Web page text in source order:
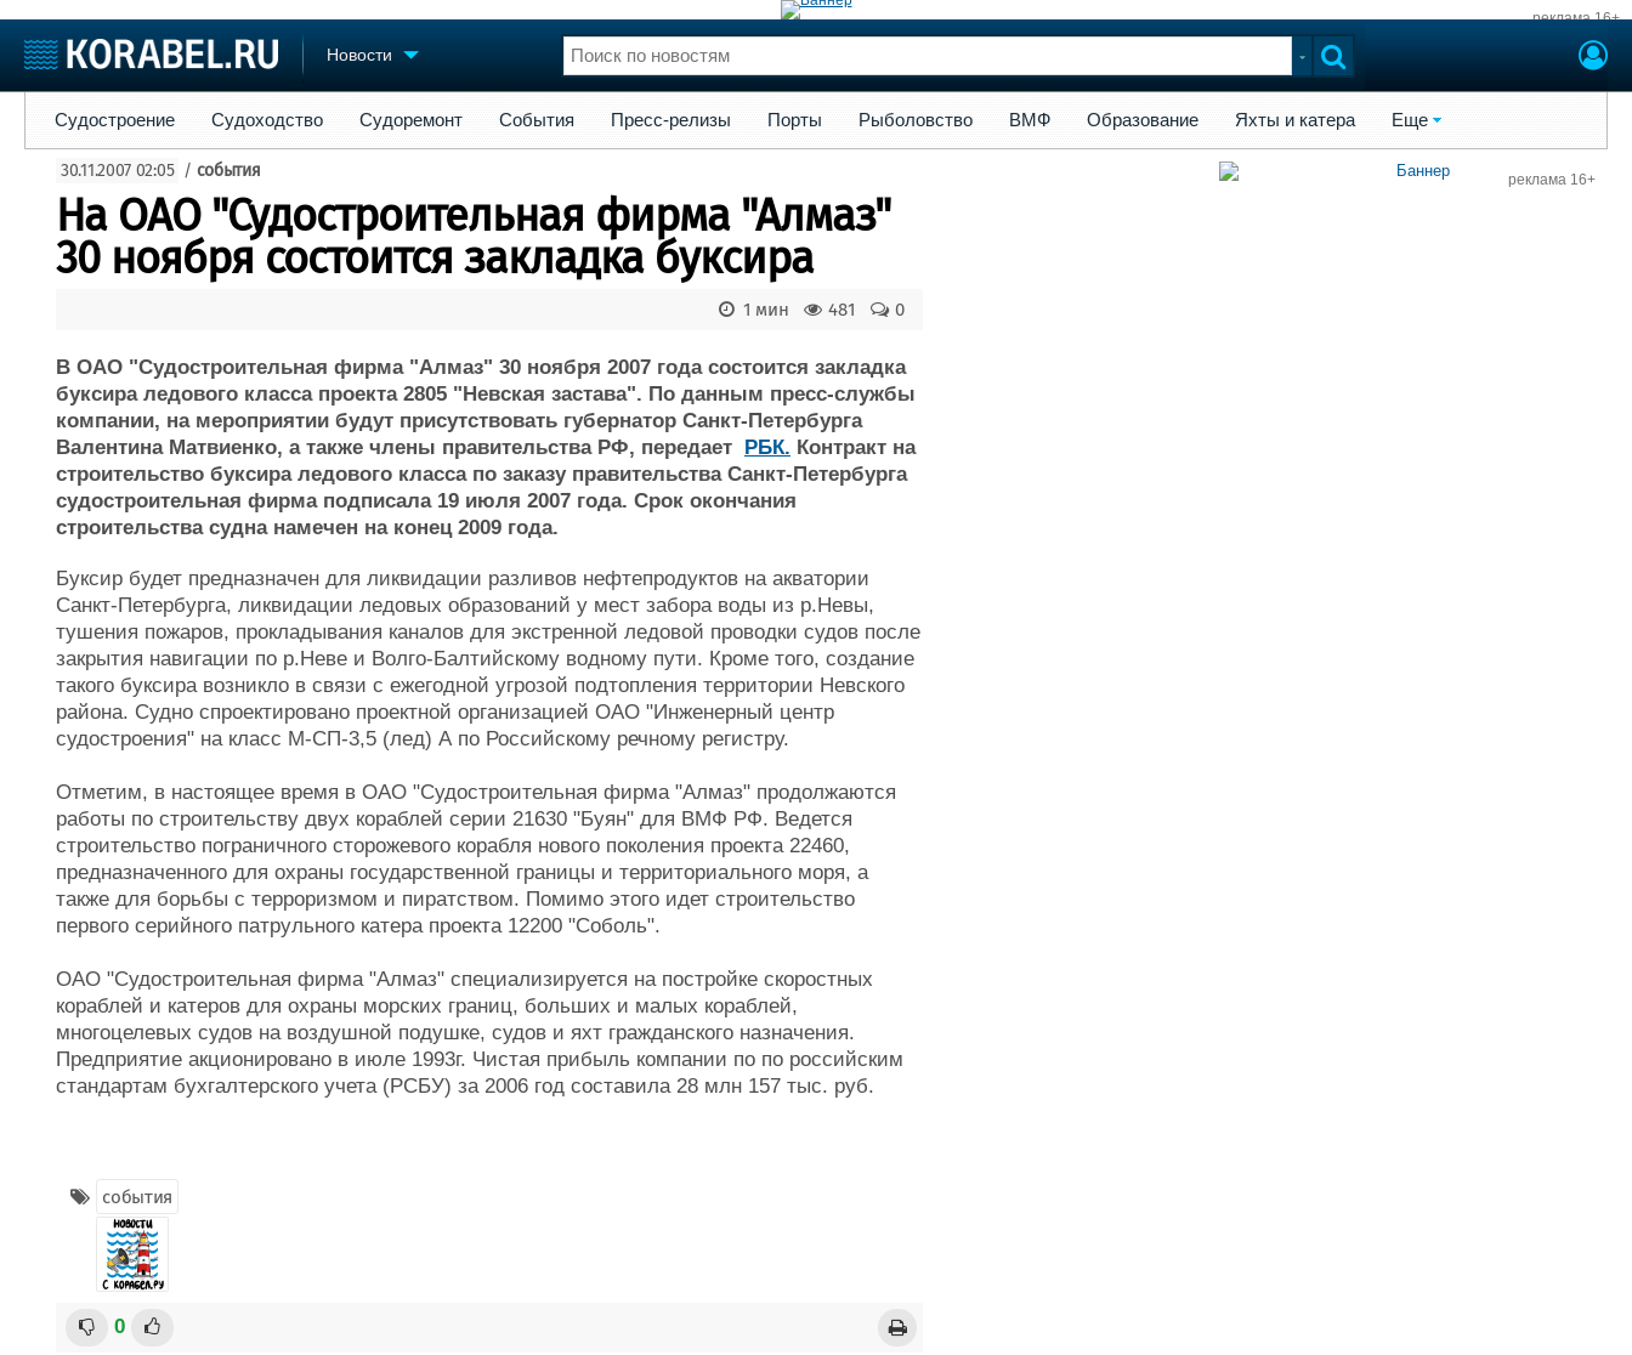
реклама 16+
Новости
Судостроение
Пульс
Новости
Компании
Репутация
Журнал
Реклама
Торговая площадка
Доска объявлений
Продажа флота
Оборудование
Изделия
Конференции
Личности
Флот
Форум
Все службы
Судостроение Судоходство Судоремонт События Пресс-релизы Порты Рыболовство ВМФ Образование Яхты и катера Еще
30.11.2007 02:05 / события
На ОАО "Судостроительная фирма "Алмаз"
30 ноября состоится закладка буксира
0
481
1 мин
В ОАО "Судостроительная фирма "Алмаз" 30 ноября 2007 года состоится закладка
буксира ледового класса проекта 2805 "Невская застава". По данным пресс-службы
компании, на мероприятии будут присутствовать губернатор Санкт-Петербурга
Валентина Матвиенко, а также члены правительства РФ, передает РБК. Контракт на
строительство буксира ледового класса по заказу правительства Санкт-Петербурга
судостроительная фирма подписала 19 июля 2007 года. Срок окончания
строительства судна намечен на конец 2009 года.
Буксир будет предназначен для ликвидации разливов нефтепродуктов на акватории
Санкт-Петербурга, ликвидации ледовых образований у мест забора воды из р.Невы,
тушения пожаров, прокладывания каналов для экстренной ледовой проводки судов после
закрытия навигации по р.Неве и Волго-Балтийскому водному пути. Кроме того, создание
такого буксира возникло в связи с ежегодной угрозой подтопления территории Невского
района. Судно спроектировано проектной организацией ОАО "Инженерный центр
судостроения" на класс М-СП-3,5 (лед) А по Российскому речному регистру.
Отметим, в настоящее время в ОАО "Судостроительная фирма "Алмаз" продолжаются
работы по строительству двух кораблей серии 21630 "Буян" для ВМФ РФ. Ведется
строительство пограничного сторожевого корабля нового поколения проекта 22460,
предназначенного для охраны государственной границы и территориального моря, а
также для борьбы с терроризмом и пиратством. Помимо этого идет строительство
первого серийного патрульного катера проекта 12200 "Соболь".
ОАО "Судостроительная фирма "Алмаз" специализируется на постройке скоростных
кораблей и катеров для охраны морских границ, больших и малых кораблей,
многоцелевых судов на воздушной подушке, судов и яхт гражданского назначения.
Предприятие акционировано в июле 1993г. Чистая прибыль компании по по российским
стандартам бухгалтерского учета (РСБУ) за 2006 год составила 28 млн 157 тыс. руб.
события
0
реклама 16+